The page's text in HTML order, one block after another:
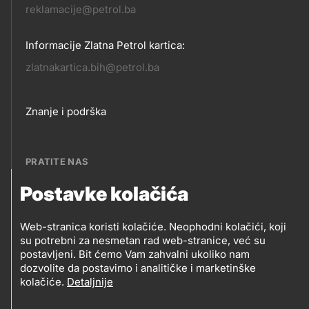
Postavke kolačića
Web-stranica koristi kolačiće. Neophodni kolačići, koji
su potrebni za nesmetan rad web-stranice, već su
postavljeni. Bit ćemo Vam zahvalni ukoliko nam
dozvolite da postavimo i analitičke i marketinške
kolačiće. Detaljnije
reklamacije@petrol.ba
Informacije Zlatna Petrol kartica:
zlatnakartica.bih@petrol.ba
Footer
Znanje i podrška
PRATITE NAS
PRATITE
NAS
Petrol BH Oil Company, d.o.o.
Džemala Bijedića 202, 71210 Ilidža, Sarajevo
Social